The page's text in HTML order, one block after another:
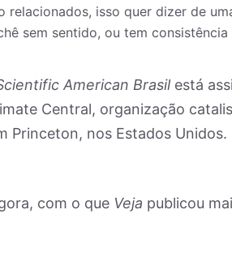
relacionados, isso quer dizer de
sem sentido, ou tem consistência
American Brasil está
Central, organização
Princeton, nos Estados Unidos.
com o que Veja publicou